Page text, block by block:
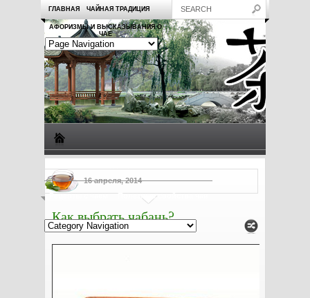
ГЛАВНАЯ ЧАЙНАЯ ТРАДИЦИЯ
АФОРИЗМЫ И ВЫСКАЗЫВАНИЯ О
ЧАЕ
Рецепты с чаем Полезные свойства чая
16 апреля, 2014
Как выбрать чабань?